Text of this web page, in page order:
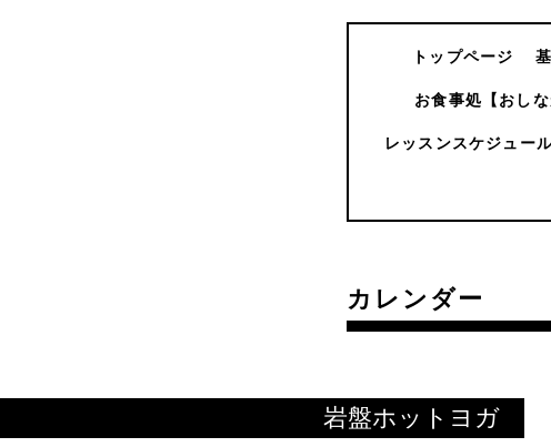
トップページ
お食事処【おしな
レッスンスケジュー
カレンダー
岩盤ホットヨガ